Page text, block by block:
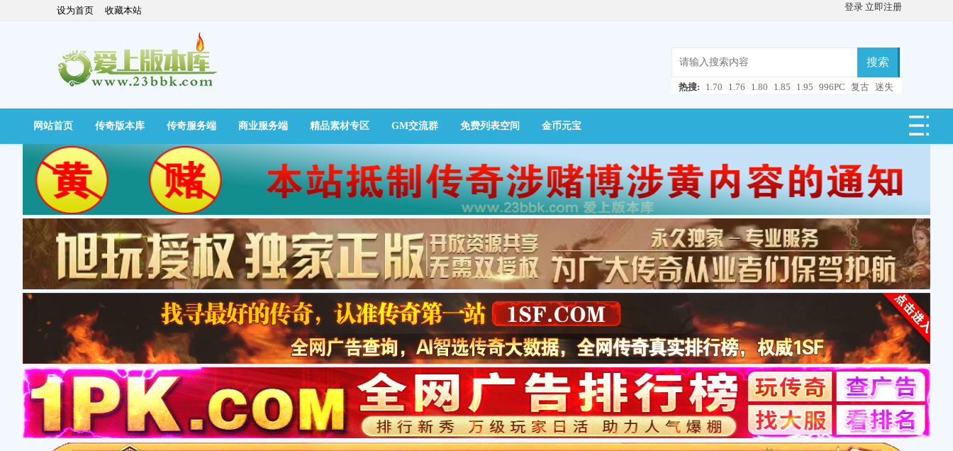
设为首页 收藏本站 登录 立即注册
搜索
热搜: 1.70 1.76 1.80 1.85 1.95 996PC 复古 迷失
快捷导航
网站首页 传奇版本库 传奇服务端 商业服务端 精品素材专区 GM交流群 免费列表空间 金币元宝